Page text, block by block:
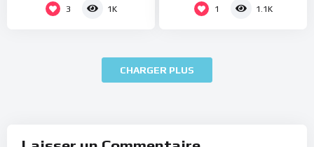
3 1K 1 1.1K
CHARGER PLUS